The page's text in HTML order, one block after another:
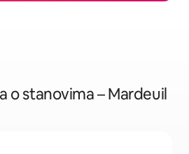
o stanovima – Mardeuil